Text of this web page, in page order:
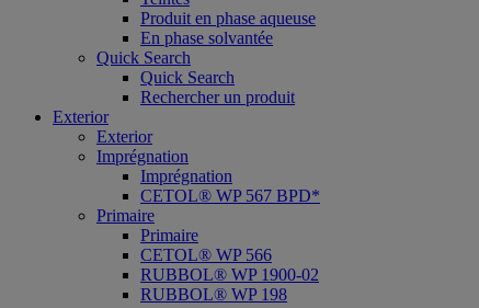
Produit en phase aqueuse
En phase solvantée
Quick Search
Quick Search
Rechercher un produit
Exterior
Exterior
Imprégnation
Imprégnation
CETOL® WP 567 BPD*
Primaire
Primaire
CETOL® WP 566
RUBBOL® WP 1900-02
RUBBOL® WP 198